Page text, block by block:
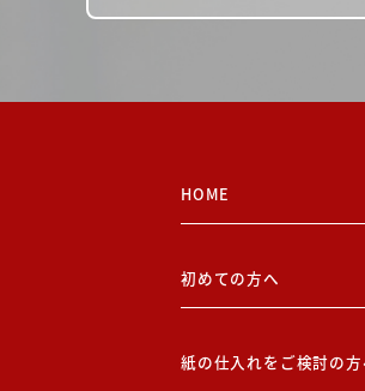
HOME
初めての方へ
紙の仕入れをご検討の方